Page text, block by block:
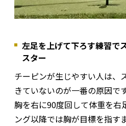
左足を上げて下ろす練習で
スター
チーピンが生じやすい人は、
きていないのが一番の原因で
胸を右に90度回して体重を右
ング以降では胸が目標を指す